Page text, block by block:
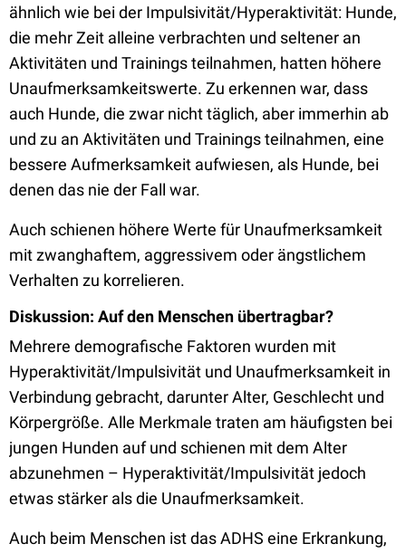
ähnlich wie bei der Impulsivität/Hyperaktivität: Hunde,
die mehr Zeit alleine verbrachten und seltener an
Aktivitäten und Trainings teilnahmen, hatten höhere
Unaufmerksamkeitswerte. Zu erkennen war, dass
auch Hunde, die zwar nicht täglich, aber immerhin ab
und zu an Aktivitäten und Trainings teilnahmen, eine
bessere Aufmerksamkeit aufwiesen, als Hunde, bei
denen das nie der Fall war.
Auch schienen höhere Werte für Unaufmerksamkeit
mit zwanghaftem, aggressivem oder ängstlichem
Verhalten zu korrelieren.
Diskussion: Auf den Menschen übertragbar?
Mehrere demografische Faktoren wurden mit
Hyperaktivität/Impulsivität und Unaufmerksamkeit in
Verbindung gebracht, darunter Alter, Geschlecht und
Körpergröße. Alle Merkmale traten am häufigsten bei
jungen Hunden auf und schienen mit dem Alter
abzunehmen – Hyperaktivität/Impulsivität jedoch
etwas stärker als die Unaufmerksamkeit.
Auch beim Menschen ist das ADHS eine Erkrankung,